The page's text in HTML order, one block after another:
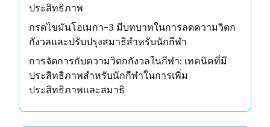
ประสิทธิภาพ
กรดไขมันโอเมกา-3 มีบทบาทในการลดความวิตก
กังวลและปรับปรุงสมาธิสำหรับนักกีฬา
การจัดการกับความวิตกกังวลในกีฬา: เทคนิคที่มี
ประสิทธิภาพสำหรับนักกีฬาในการเพิ่ม
ประสิทธิภาพและสมาธิ